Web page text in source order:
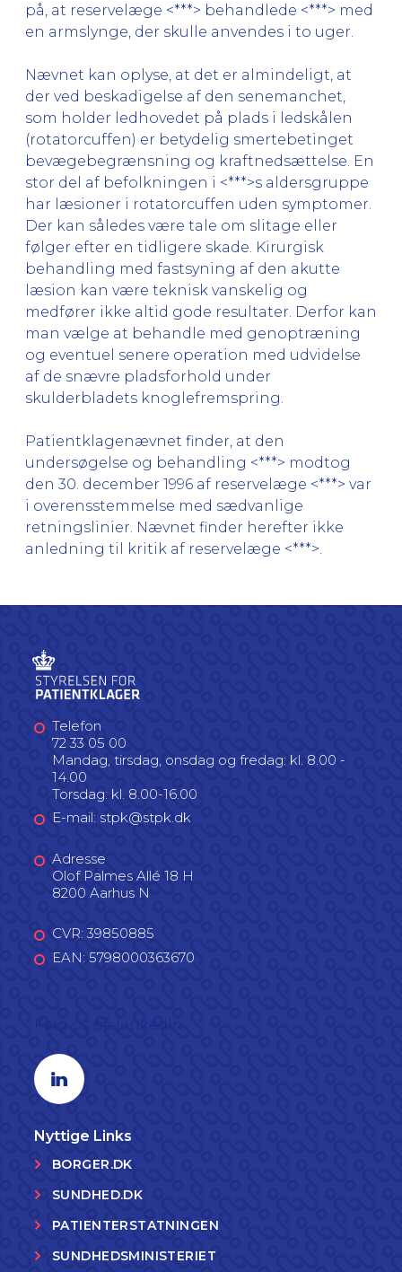
på, at reservelæge <***> behandlede <***> med
en armslynge, der skulle anvendes i to uger.
Nævnet kan oplyse, at det er almindeligt, at
der ved beskadigelse af den senemanchet,
som holder ledhovedet på plads i ledskålen
(rotatorcuffen) er betydelig smertebetinget
bevægebegrænsning og kraftnedsættelse. En
stor del af befolkningen i <***>s aldersgruppe
har læsioner i rotatorcuffen uden symptomer.
Der kan således være tale om slitage eller
følger efter en tidligere skade. Kirurgisk
behandling med fastsyning af den akutte
læsion kan være teknisk vanskelig og
medfører ikke altid gode resultater. Derfor kan
man vælge at behandle med genoptræning
og eventuel senere operation med udvidelse
af de snævre pladsforhold under
skulderbladets knoglefremspring.
Patientklagenævnet finder, at den
undersøgelse og behandling <***> modtog
den 30. december 1996 af reservelæge <***> var
i overensstemmelse med sædvanlige
retningslinier. Nævnet finder herefter ikke
anledning til kritik af reservelæge <***>.
Telefon
72 33 05 00
Mandag, tirsdag, onsdag og fredag: kl. 8.00 -
14.00
Torsdag: kl. 8.00-16.00
E-mail: stpk@stpk.dk
Adresse
Olof Palmes Allé 18 H
8200 Aarhus N
CVR: 39850885
EAN: 5798000363670
Linkedin profil
Nyttige Links
BORGER.DK
SUNDHED.DK
PATIENTERSTATNINGEN
SUNDHEDSMINISTERIET